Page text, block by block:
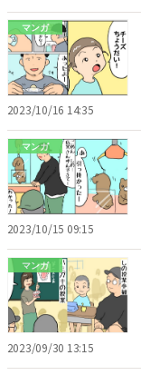
マンガ
2023/10/16 14:35
マンガ
2023/10/15 09:15
マンガ
2023/09/30 13:15